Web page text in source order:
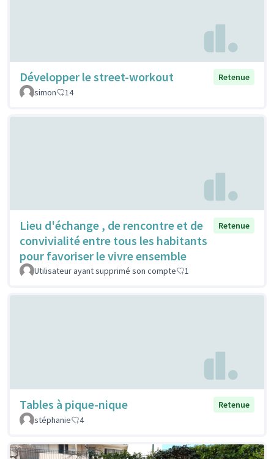
Développer le street-workout
Retenue
simon
14
Lieu d'échange , de rencontre et de
convivialité entre tous les habitants
pour favoriser le vivre ensemble
Retenue
Utilisateur ayant supprimé son compte 1
Tables à pique-nique
Retenue
stéphanie
4